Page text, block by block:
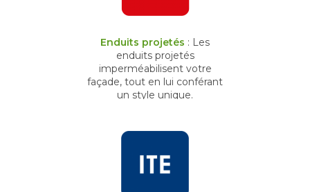
Enduits projetés : Les
enduits projetés
imperméabilisent votre
façade, tout en lui conférant
un style unique.